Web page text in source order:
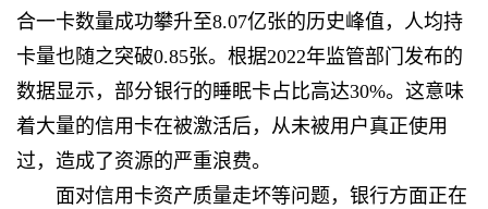
合一卡数量成功攀升至8.07亿张的历史峰值，人均持
卡量也随之突破0.85张。根据2022年监管部门发布的
数据显示，部分银行的睡眠卡占比高达30%。这意味
着大量的信用卡在被激活后，从未被用户真正使用
过，造成了资源的严重浪费。
面对信用卡资产质量走坏等问题，银行方面正在